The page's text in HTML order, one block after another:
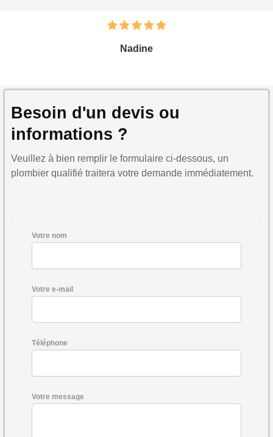
Nadine
Besoin d'un devis ou
informations ?
Veuillez à bien remplir le formulaire ci-dessous, un
plombier qualifié traitera votre demande immédiatement.
Votre nom
Votre e-mail
Téléphone
Votre message